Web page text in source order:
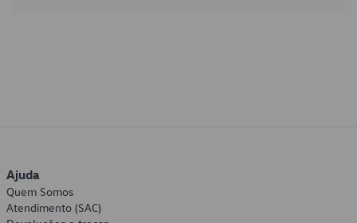
Ajuda
Quem Somos
Atendimento (SAC)